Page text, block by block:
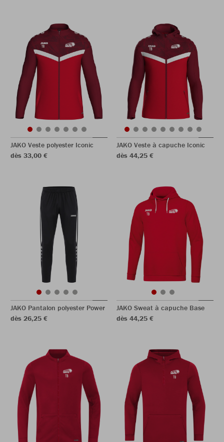
JAKO Veste polyester Iconic
dès 33,00 €
JAKO Veste à capuche Iconic
dès 44,25 €
JAKO Pantalon polyester Power
dès 26,25 €
JAKO Sweat à capuche Base
dès 44,25 €